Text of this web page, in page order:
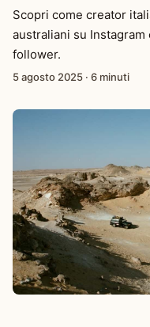
Scopri come creator
australiani su
follower.
5 agosto 2025 · 6 minuti